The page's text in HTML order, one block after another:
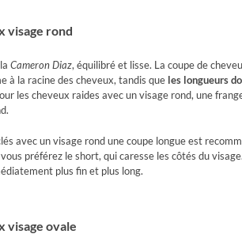
visage rond
Cameron Diaz, équilibré et lisse. La coupe de
à la racine des cheveux, tandis que les longueurs
les cheveux raides avec un visage rond, une
avec un visage rond une coupe longue est
préférez le short, qui caresse les côtés du
plus fin et plus long.
visage ovale